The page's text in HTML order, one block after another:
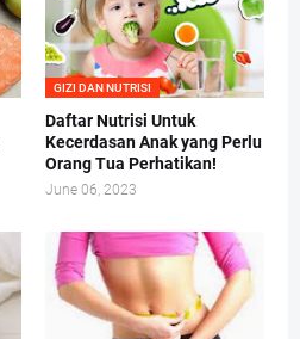
GIZI DAN NUTRISI
Daftar Nutrisi Untuk
Kecerdasan Anak yang Perlu
Orang Tua Perhatikan!
June 06, 2023